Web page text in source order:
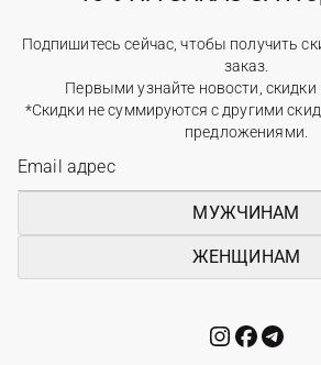
Подпишитесь сейчас, чтобы получить
заказ.
Первыми узнайте новости, скидки
*Скидки не суммируются с другими
предложениями.
МУЖЧИНАМ
ЖЕНЩИНАМ